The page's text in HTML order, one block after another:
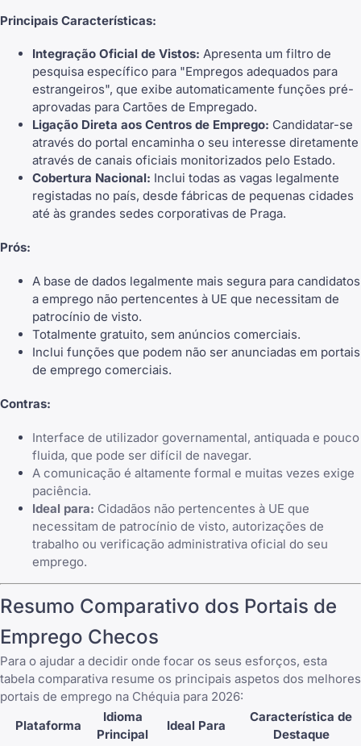
Principais Características:
Integração Oficial de Vistos: Apresenta um filtro de
pesquisa específico para "Empregos adequados para
estrangeiros", que exibe automaticamente funções pré-
aprovadas para Cartões de Empregado.
Ligação Direta aos Centros de Emprego: Candidatar-se
através do portal encaminha o seu interesse diretamente
através de canais oficiais monitorizados pelo Estado.
Cobertura Nacional: Inclui todas as vagas legalmente
registadas no país, desde fábricas de pequenas cidades
até às grandes sedes corporativas de Praga.
Prós:
A base de dados legalmente mais segura para candidatos
a emprego não pertencentes à UE que necessitam de
patrocínio de visto.
Totalmente gratuito, sem anúncios comerciais.
Inclui funções que podem não ser anunciadas em portais
de emprego comerciais.
Contras:
Interface de utilizador governamental, antiquada e pouco
fluida, que pode ser difícil de navegar.
A comunicação é altamente formal e muitas vezes exige
paciência.
Ideal para: Cidadãos não pertencentes à UE que
necessitam de patrocínio de visto, autorizações de
trabalho ou verificação administrativa oficial do seu
emprego.
Resumo Comparativo dos Portais de
Emprego Checos
Para o ajudar a decidir onde focar os seus esforços, esta
tabela comparativa resume os principais aspetos dos melhores
portais de emprego na Chéquia para 2026:
Plataforma
Idioma
Principal
Ideal Para
Característica de
Destaque